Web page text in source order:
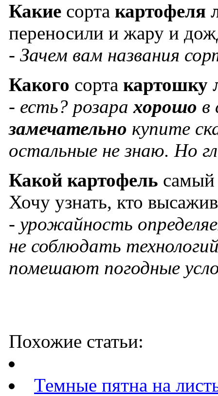
Какие сорта картофеля
переносили и жару и
- Зачем вам названия
Какого сорта картошку
- есть? розарахорошо в
замечательно купите
остальные не знаю. Но
Какой картофель
Хочу узнать, кто
- урожайность
не соблюдать
помешают погодные
Похожие статьи:
Темные пятна на